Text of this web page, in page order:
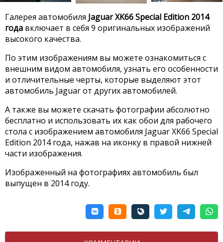
Галерея автомобиля Jaguar XK66 Special Edition 2014
года включает в себя 9 оригинальных изображений
высокого качества.
По этим изображениям вы можете ознакомиться с
внешним видом автомобиля, узнать его особенности
и отличительные черты, которые выделяют этот
автомобиль Jaguar от других автомобилей.
А также вы можете скачать фотографии абсолютно
бесплатно и использовать их как обои для рабочего
стола с изображением автомобиля Jaguar XK66 Special
Edition 2014 года, нажав на иконку в правой нижней
части изображения.
Изображенный на фотографиях автомобиль был
выпущен в 2014 году.